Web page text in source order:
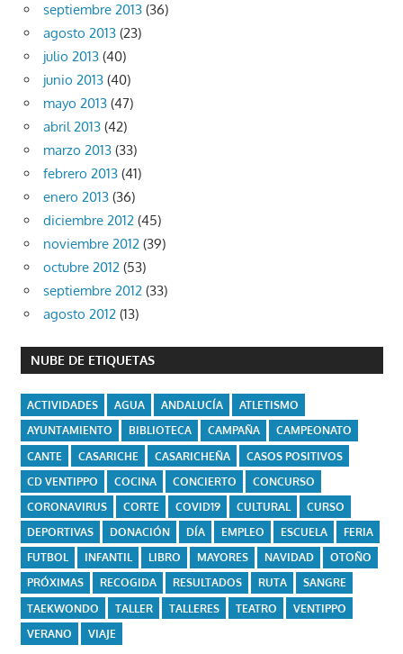
septiembre 2013 (36)
agosto 2013 (23)
julio 2013 (40)
junio 2013 (40)
mayo 2013 (47)
abril 2013 (42)
marzo 2013 (33)
febrero 2013 (41)
enero 2013 (36)
diciembre 2012 (45)
noviembre 2012 (39)
octubre 2012 (53)
septiembre 2012 (33)
agosto 2012 (13)
NUBE DE ETIQUETAS
ACTIVIDADES AGUA ANDALUCÍA
ATLETISMO
AYUNTAMIENTO
BIBLIOTECA CAMPAÑA
CAMPEONATO
CANTE
CASARICHE CASARICHEÑA
CASOS POSITIVOS
CD VENTIPPO
COCINA CONCIERTO
CONCURSO
CORONAVIRUS
CORTE COVID19 CULTURAL
CURSO
DEPORTIVAS
DONACIÓN DÍA EMPLEO ESCUELA
FERIA
FUTBOL
INFANTIL LIBRO MAYORES NAVIDAD
OTOÑO
PRÓXIMAS
RECOGIDA RESULTADOS RUTA
SANGRE
TAEKWONDO
TALLER TALLERES TEATRO
VENTIPPO
VERANO
VIAJE